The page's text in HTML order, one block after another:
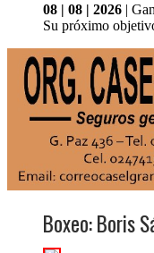
08 | 08 | 2026 |
Su próximo
Boxeo: Boris